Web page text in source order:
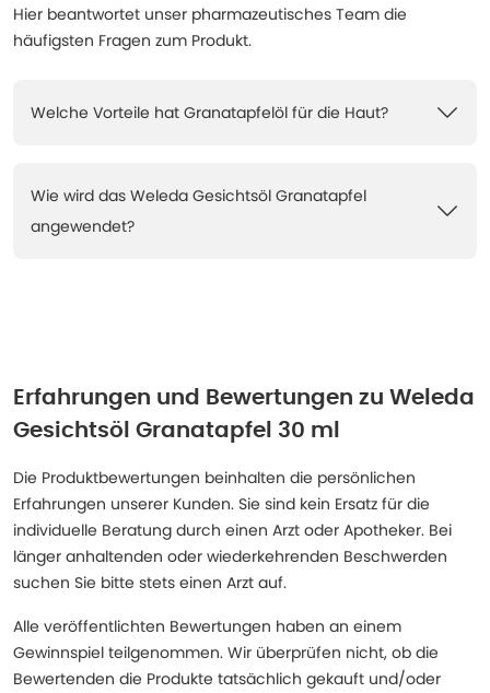
Hier beantwortet unser pharmazeutisches Team die
häufigsten Fragen zum Produkt.
Welche Vorteile hat Granatapfelöl für die Haut?
Wie wird das Weleda Gesichtsöl Granatapfel
angewendet?
Erfahrungen und Bewertungen zu Weleda
Gesichtsöl Granatapfel 30 ml
Die Produktbewertungen beinhalten die persönlichen
Erfahrungen unserer Kunden. Sie sind kein Ersatz für die
individuelle Beratung durch einen Arzt oder Apotheker. Bei
länger anhaltenden oder wiederkehrenden Beschwerden
suchen Sie bitte stets einen Arzt auf.
Alle veröffentlichten Bewertungen haben an einem
Gewinnspiel teilgenommen. Wir überprüfen nicht, ob die
Bewertenden die Produkte tatsächlich gekauft und/oder